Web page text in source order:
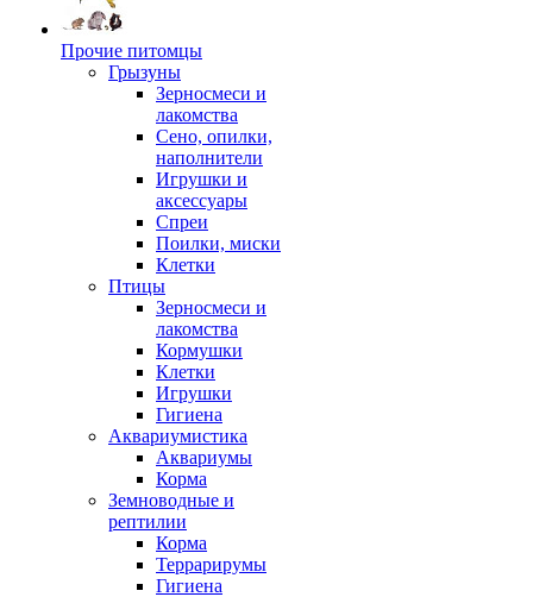
Прочие питомцы
Грызуны
Зерносмеси и
лакомства
Сено, опилки,
наполнители
Игрушки и
аксессуары
Спреи
Поилки, миски
Клетки
Птицы
Зерносмеси и
лакомства
Кормушки
Клетки
Игрушки
Гигиена
Аквариумистика
Аквариумы
Корма
Земноводные и
рептилии
Корма
Террарирумы
Гигиена